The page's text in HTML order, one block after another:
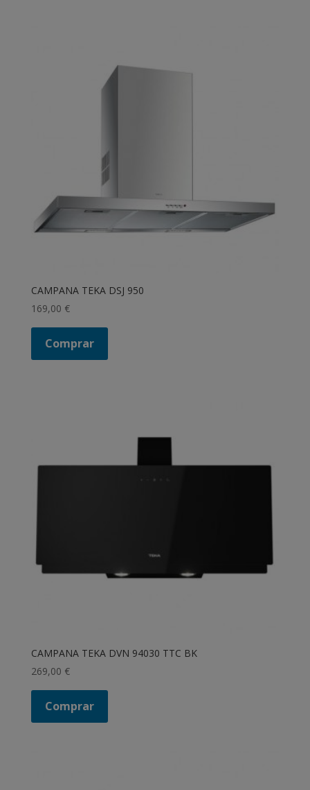
CAMPANA TEKA DSJ 950
169,00 €
Comprar
CAMPANA TEKA DVN 94030 TTC BK
269,00 €
Comprar